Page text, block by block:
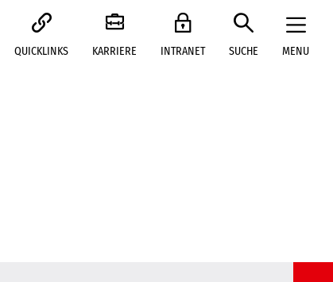
QUICKLINKS KARRIERE INTRANET SUCHE MENU